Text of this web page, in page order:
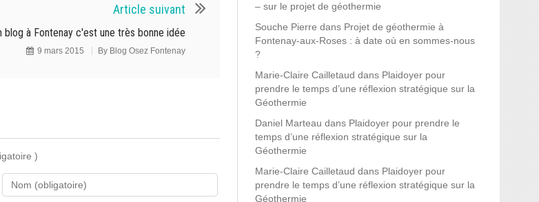
Article suivant
blog à Fontenay c'est une très bonne idée
9 mars 2015 By Blog Osez Fontenay
)
– sur le projet de géothermie
Souche Pierre dans Projet de géothermie à
Fontenay-aux-Roses : à date où en sommes-nous
?
Marie-Claire Cailletaud dans Plaidoyer pour
prendre le temps d’une réflexion stratégique sur la
Géothermie
Daniel Marteau dans Plaidoyer pour prendre le
temps d’une réflexion stratégique sur la
Géothermie
Marie-Claire Cailletaud dans Plaidoyer pour
prendre le temps d’une réflexion stratégique sur la
Géothermie